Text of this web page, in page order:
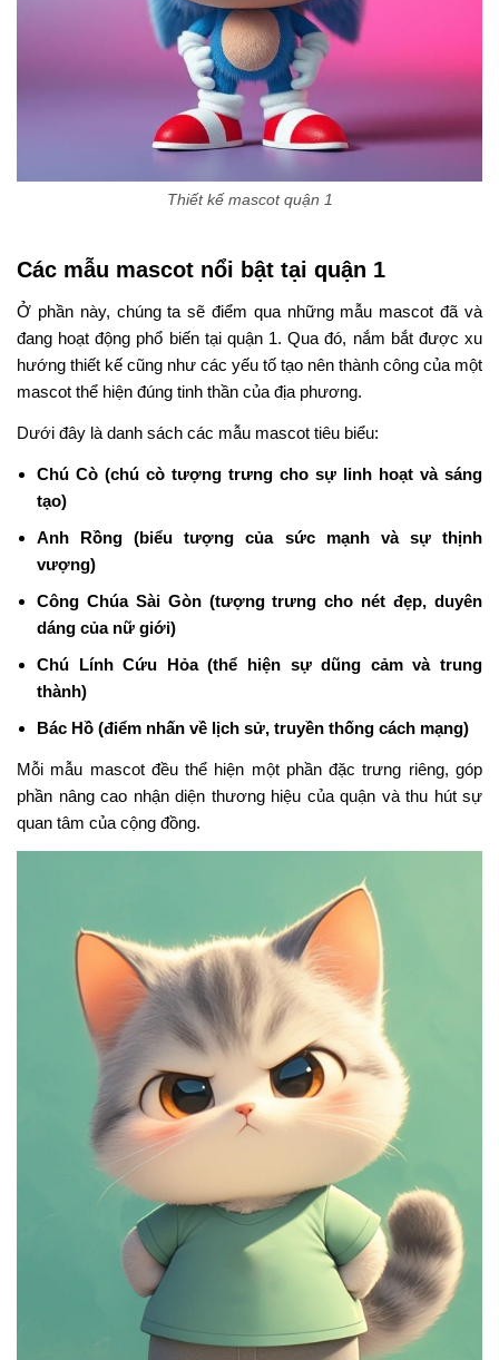
Thiết kế mascot quận 1
Các mẫu mascot nổi bật tại quận 1
Ở phần này, chúng ta sẽ điểm qua những mẫu mascot đã và
đang hoạt động phổ biến tại quận 1. Qua đó, nắm bắt được xu
hướng thiết kế cũng như các yếu tố tạo nên thành công của một
mascot thể hiện đúng tinh thần của địa phương.
Dưới đây là danh sách các mẫu mascot tiêu biểu:
Chú Cò (chú cò tượng trưng cho sự linh hoạt và sáng
tạo)
Anh Rồng (biểu tượng của sức mạnh và sự thịnh
vượng)
Công Chúa Sài Gòn (tượng trưng cho nét đẹp, duyên
dáng của nữ giới)
Chú Lính Cứu Hỏa (thể hiện sự dũng cảm và trung
thành)
Bác Hồ (điểm nhấn về lịch sử, truyền thống cách mạng)
Mỗi mẫu mascot đều thể hiện một phần đặc trưng riêng, góp
phần nâng cao nhận diện thương hiệu của quận và thu hút sự
quan tâm của cộng đồng.